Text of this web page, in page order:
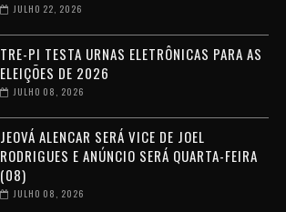
JULHO 22, 2026
TRE-PI TESTA URNAS ELETRÔNICAS PARA AS
ELEIÇÕES DE 2026
JULHO 08, 2026
JEOVÁ ALENCAR SERÁ VICE DE JOEL
RODRIGUES E ANÚNCIO SERÁ QUARTA-FEIRA
(08)
JULHO 08, 2026